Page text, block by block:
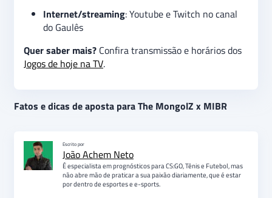
Internet/streaming: Youtube e Twitch no canal
do Gaulês
Quer saber mais? Confira transmissão e horários dos
Jogos de hoje na TV.
Fatos e dicas de aposta para The MongolZ x MIBR
Escrito por
João Achem Neto
É especialista em prognósticos para CS:GO, Tênis e Futebol, mas
não abre mão de praticar a sua paixão diariamente, que é estar
por dentro de esportes e e-sports.